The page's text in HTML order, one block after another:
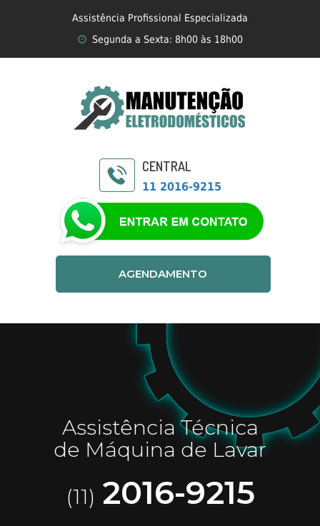
Assistência Profissional Especializada
Segunda a Sexta: 8h00 às 18h00
CENTRAL
11 2016-9215
AGENDAMENTO
Assistência Técnica
de Máquina de Lavar
(11) 2016-9215